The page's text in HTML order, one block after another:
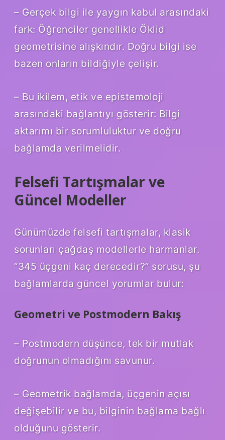
– Gerçek bilgi ile yaygın kabul arasındaki
fark: Öğrenciler genellikle Öklid
geometrisine alışkındır. Doğru bilgi ise
bazen onların bildiğiyle çelişir.
– Bu ikilem, etik ve epistemoloji
arasındaki bağlantıyı gösterir: Bilgi
aktarımı bir sorumluluktur ve doğru
bağlamda verilmelidir.
Felsefi Tartışmalar ve
Güncel Modeller
Günümüzde felsefi tartışmalar, klasik
sorunları çağdaş modellerle harmanlar.
“345 üçgeni kaç derecedir?” sorusu, şu
bağlamlarda güncel yorumlar bulur:
Geometri ve Postmodern Bakış
– Postmodern düşünce, tek bir mutlak
doğrunun olmadığını savunur.
– Geometrik bağlamda, üçgenin açısı
değişebilir ve bu, bilginin bağlama bağlı
olduğunu gösterir.